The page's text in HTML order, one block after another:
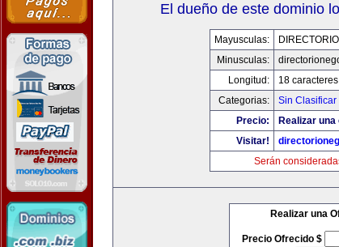
El dueño de este dominio
Mayusculas:
Minusculas:
Longitud:
18 caracteres
Categorias:
Sin Clasificar
Precio:
Realizar una
Visitar!
Serán
Realizar una
Precio Ofrecido $